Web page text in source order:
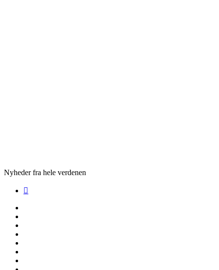
Nyheder fra hele verdenen